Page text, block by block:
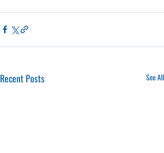
Recent Posts See All